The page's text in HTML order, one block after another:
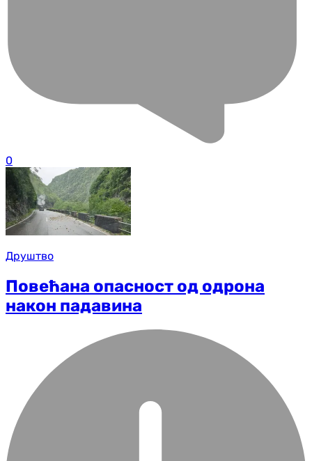
0
Друштво
Повећана опасност од одрона
након падавина